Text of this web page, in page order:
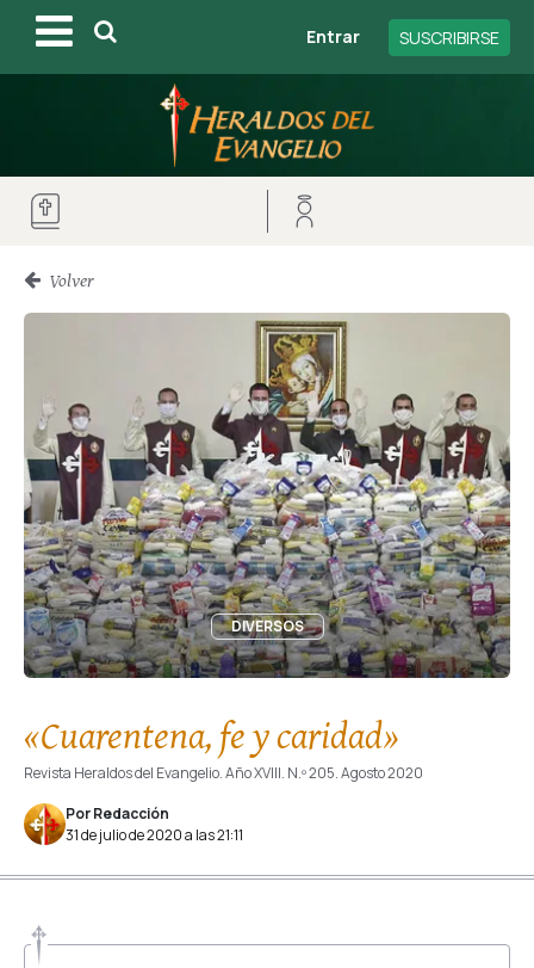
Entrar SUSCRIBIRSE
Volver
DIVERSOS
«Cuarentena, fe y caridad»
Revista Heraldos del Evangelio. Año XVIII. N.º 205. Agosto 2020
Por Redacción
31 de julio de 2020 a las 21:11